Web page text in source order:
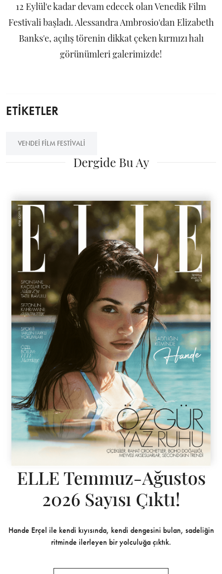
12 Eylül'e kadar devam edecek olan Venedik Film
Festivali başladı. Alessandra Ambrosio'dan Elizabeth
Banks'e, açılış törenin dikkat çeken kırmızı halı
görünümleri galerimizde!
ETİKETLER
VENDEI FILM FESTIVALI
Dergide Bu Ay
ELLE Temmuz-Ağustos
2026 Sayısı Çıktı!
Hande Erçel ile kendi kıyısında, kendi dengesini bulan, sadeliğin
ritminde ilerleyen bir yolculuğa çıktık.